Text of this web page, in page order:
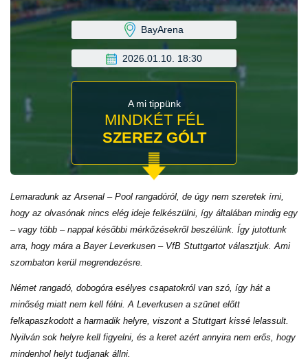
BayArena
2026.01.10. 18:30
A mi tippünk
MINDKÉT FÉL
SZEREZ GÓLT
Lemaradunk az Arsenal – Pool rangadóról, de úgy nem szeretek írni,
hogy az olvasónak nincs elég ideje felkészülni, így általában mindig egy
– vagy több – nappal későbbi mérkőzésekről beszélünk. Így jutottunk
arra, hogy mára a Bayer Leverkusen – VfB Stuttgartot választjuk. Ami
szombaton kerül megrendezésre.
Német rangadó, dobogóra esélyes csapatokról van szó, így hát a
minőség miatt nem kell félni. A Leverkusen a szünet előtt
felkapaszkodott a harmadik helyre, viszont a Stuttgart kissé lelassult.
Nyilván sok helyre kell figyelni, és a keret azért annyira nem erős, hogy
mindenhol helyt tudjanak állni.